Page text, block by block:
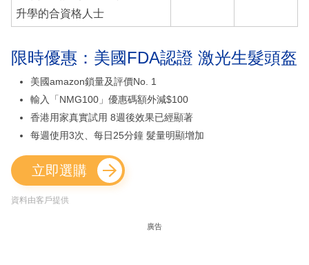
升學的合資格人士
限時優惠：美國FDA認證 激光生髮頭盔
美國amazon鎖量及評價No. 1
輸入「NMG100」優惠碼額外減$100
香港用家真實試用 8週後效果已經顯著
每週使用3次、每日25分鐘 髮量明顯增加
立即選購
資料由客戶提供
廣告